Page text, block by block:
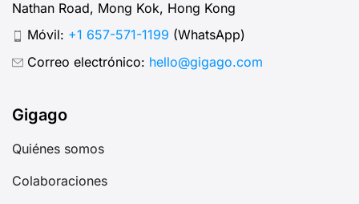
Nathan Road, Mong Kok, Hong Kong
Móvil: +1 657-571-1199 (WhatsApp)
Correo electrónico: hello@gigago.com
Gigago
Quiénes somos
Colaboraciones